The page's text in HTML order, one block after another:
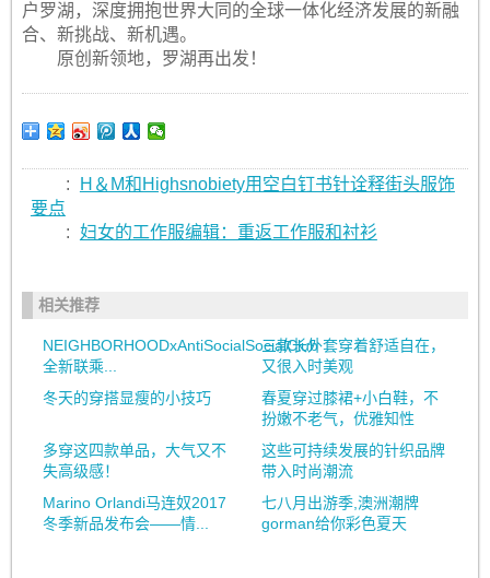
户罗湖，深度拥抱世界大同的全球一体化经济发展的新融
合、新挑战、新机遇。
原创新领地，罗湖再出发！
:
H＆M和Highsnobiety用空白钉书针诠释街头服饰
要点
: 妇女的工作服编辑：重返工作服和衬衫
相关推荐
NEIGHBORHOODxAntiSocialSocialClub
全新联乘...
三款长外套穿着舒适自在，
又很入时美观
冬天的穿搭显瘦的小技巧
春夏穿过膝裙+小白鞋，不
扮嫩不老气，优雅知性
多穿这四款单品，大气又不
失高级感！
这些可持续发展的针织品牌
带入时尚潮流
Marino Orlandi马连奴2017
冬季新品发布会——情...
七八月出游季,澳洲潮牌
gorman给你彩色夏天